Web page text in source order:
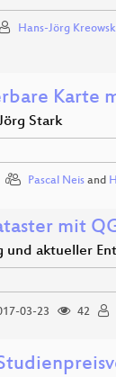
Hans-Jörg
Karte
Stark
Pascal Neis and
mit
und aktueller
03-23 42